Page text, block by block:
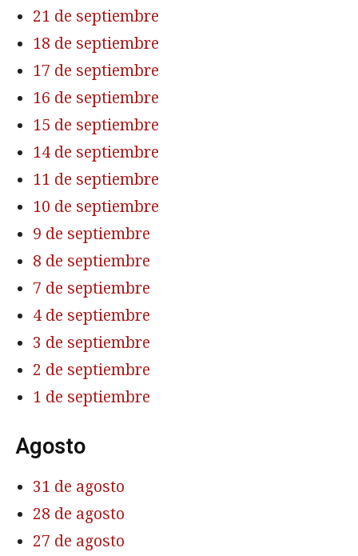
21 de septiembre
18 de septiembre
17 de septiembre
16 de septiembre
15 de septiembre
14 de septiembre
11 de septiembre
10 de septiembre
9 de septiembre
8 de septiembre
7 de septiembre
4 de septiembre
3 de septiembre
2 de septiembre
1 de septiembre
Agosto
31 de agosto
28 de agosto
27 de agosto